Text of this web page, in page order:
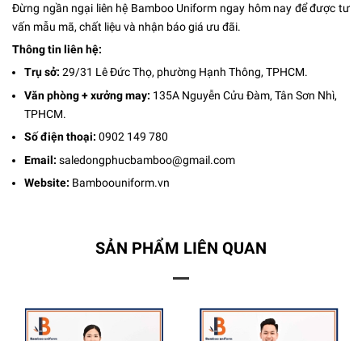
Đừng ngần ngại liên hệ Bamboo Uniform ngay hôm nay để được tư
vấn mẫu mã, chất liệu và nhận báo giá ưu đãi.
Thông tin liên hệ:
Trụ sở: 29/31 Lê Đức Thọ, phường Hạnh Thông, TPHCM.
Văn phòng + xưởng may: 135A Nguyễn Cửu Đàm, Tân Sơn Nhì,
TPHCM.
Số điện thoại: 0902 149 780
Email: saledongphucbamboo@gmail.com
Website: Bamboouniform.vn
SẢN PHẨM LIÊN QUAN